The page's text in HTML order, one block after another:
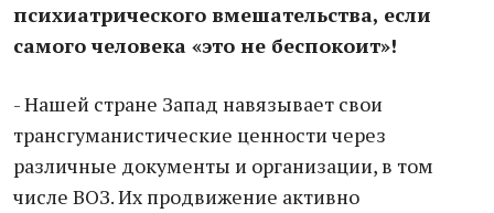
психиатрического вмешательства, если
самого человека «это не беспокоит»!
- Нашей стране Запад навязывает свои
трансгуманистические ценности через
различные документы и организации, в том
числе ВОЗ. Их продвижение активно